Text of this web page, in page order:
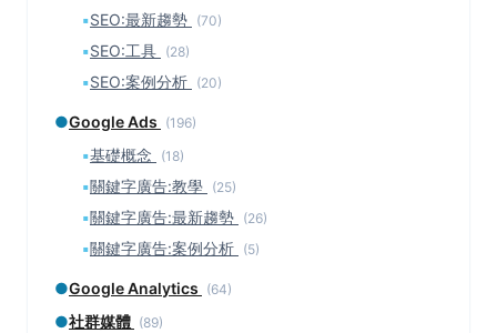
▪SEO:最新趨勢 (70)
▪SEO:工具 (28)
▪SEO:案例分析 (20)
●Google Ads (196)
▪基礎概念 (18)
▪關鍵字廣告:教學 (25)
▪關鍵字廣告:最新趨勢 (26)
▪關鍵字廣告:案例分析 (5)
●Google Analytics (64)
●社群媒體 (89)